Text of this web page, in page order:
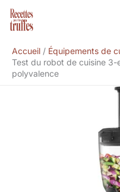
Aller
Accueil
Équipements de
Test du robot de cuisine 3-
polyvalence
Rechercher